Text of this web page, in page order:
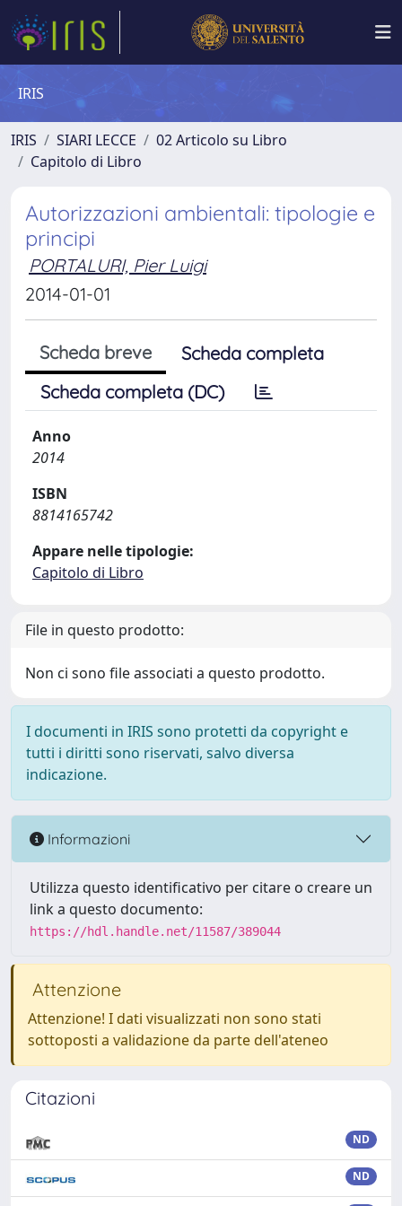
IRIS
IRIS SIARI LECCE
02 Articolo su Libro
Capitolo di Libro
Autorizzazioni ambientali: tipologie e
principi
PORTALURI, Pier Luigi
2014-01-01
Scheda breve
Scheda completa
Scheda completa (DC)
Anno
2014
ISBN
8814165742
Appare nelle tipologie:
Capitolo di Libro
File in questo prodotto:
Non ci sono file associati a questo prodotto.
I documenti in IRIS sono protetti da copyright e
tutti i diritti sono riservati, salvo diversa
indicazione.
Informazioni
Utilizza questo identificativo per citare o creare un
link a questo documento:
https://hdl.handle.net/11587/389044
Attenzione
Attenzione! I dati visualizzati non sono stati
sottoposti a validazione da parte dell'ateneo
Citazioni
ND
ND